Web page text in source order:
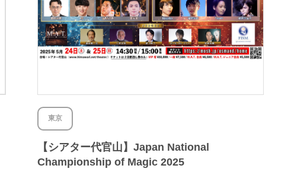
東京
【シアター代官山】Japan National
Championship of Magic 2025